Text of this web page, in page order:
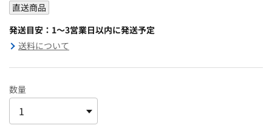
直送商品
発送目安：1～3営業日以内に発送予定
送料について
数量